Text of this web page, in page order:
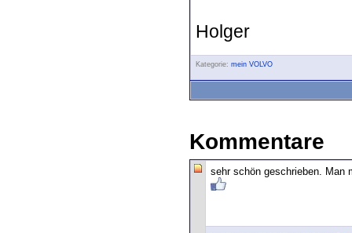
Holger
Kategorie: mein VOLVO
Kommentare
sehr schön geschrieben. Man